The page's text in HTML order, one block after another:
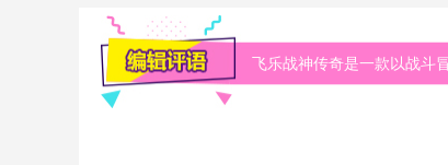
飞乐战神传奇是一款以战斗